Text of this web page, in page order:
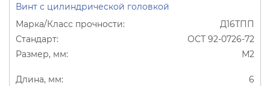
Винт с цилиндрической головкой
Д16ТПП
ОСТ 92-0726-72
М2
6